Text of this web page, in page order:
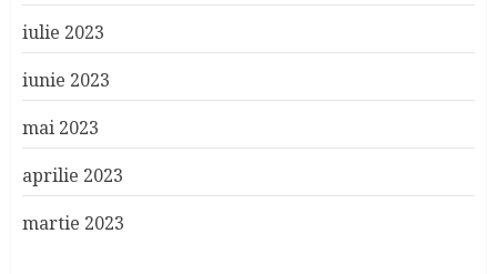
iulie 2023
iunie 2023
mai 2023
aprilie 2023
martie 2023